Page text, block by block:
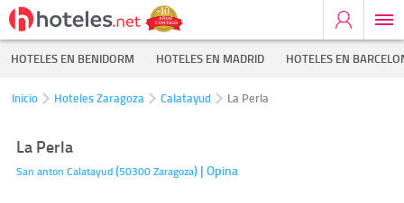
HOTELES EN BENIDORM HOTELES EN MADRID HOTELES EN
Inicio Hoteles Zaragoza Calatayud La Perla
La Perla
San anton Calatayud(50300Zaragoza) | Opina